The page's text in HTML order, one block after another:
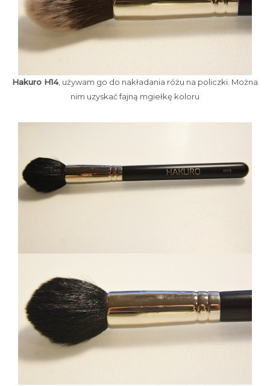
Hakuro H14, używam go do nakładania różu na policzki. Można
nim uzyskać fajną mgiełkę koloru